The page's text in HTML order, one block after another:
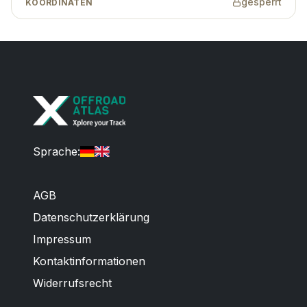
KOORDINATEN
Sprache:
AGB
Datenschutzerklärung
Impressum
Kontaktinformationen
Widerrufsrecht